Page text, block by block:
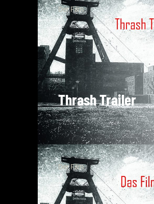
Thrash Trailer
Der Film
Der Film